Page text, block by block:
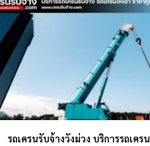
รถเครนรับจ้างวังม่วง บริการรถเครน